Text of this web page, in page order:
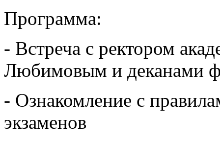
Программа:
- Встреча с ректором
Любимовым и деканами
- Ознакомление с
экзаменов